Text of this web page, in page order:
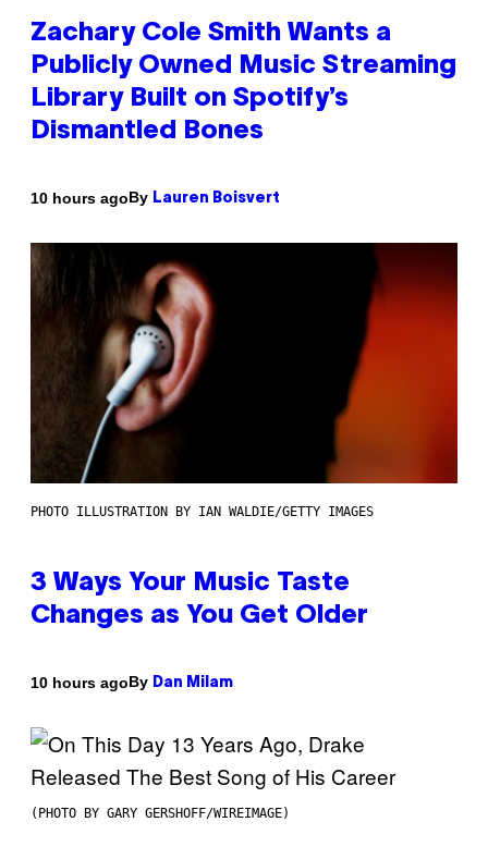
Zachary Cole Smith Wants a
Publicly Owned Music Streaming
Library Built on Spotify’s
Dismantled Bones
10 hours agoBy Lauren Boisvert
PHOTO ILLUSTRATION BY IAN WALDIE/GETTY IMAGES
3 Ways Your Music Taste
Changes as You Get Older
10 hours agoBy Dan Milam
(PHOTO BY GARY GERSHOFF/WIREIMAGE)